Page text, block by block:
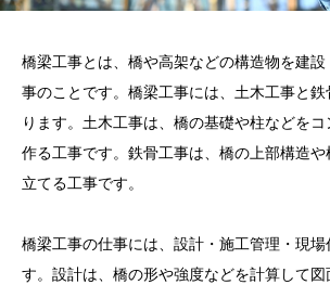
橋梁工事とは、橋や高架などの構造物を建
事のことです。橋梁工事には、土木工事と
ります。土木工事は、橋の基礎や柱などを
作る工事です。鉄骨工事は、橋の上部構造
立てる工事です。
橋梁工事の仕事には、設計・施工管理・現場
す。設計は、橋の形や強度などを計算して図